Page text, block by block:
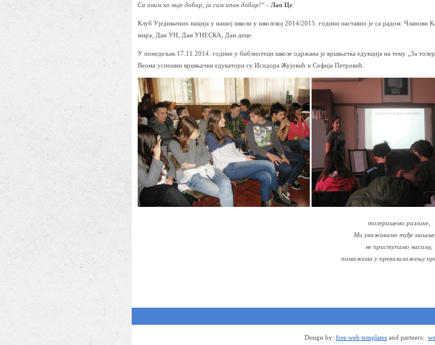
Са оним ко није добар, ја сам ипак добар!“ - Лао Це
Клуб Уједињених нација у нашој школи у школској 2014/2015. години наставио је са радом.
мира, Дан УН, Дан УНЕСКА, Дан деце.
У понедељак 17.11.2014. године у библиотеци школе одржана је вршњачка едукција на тему „За
Веома успешни вршњачки едукатори су Исидора Жујовић и Софија Петровић.
толеришемо разлике,
Ми уважавамо туђе
не приступамо насиљу,
помажемо у превазилажењу
Design by: free web templates and partners: